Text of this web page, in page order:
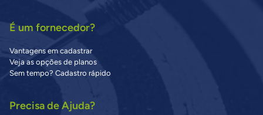
É um fornecedor?
Vantagens em cadastrar
Veja as opções de planos
Sem tempo? Cadastro rápido
Precisa de Ajuda?